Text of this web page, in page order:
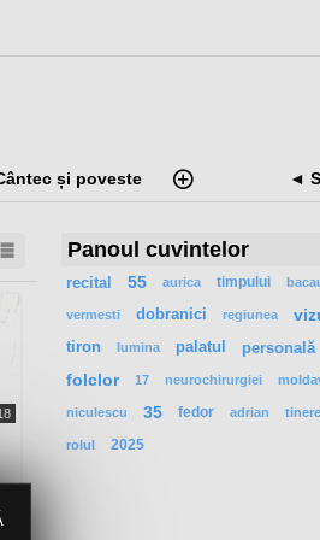
și poveste ◄
Panoul cuvintelor
recital 55 aurica timpului
vermesti dobranici regiunea
tiron lumina palatul personală
folclor 17 neurochirurgiei
niculescu 35 fedor adrian
rolul 2025